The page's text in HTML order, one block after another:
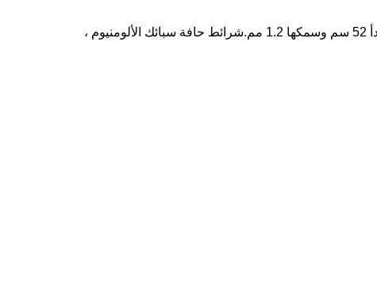
كرسي انتظار المطار: 201 قدم من الفولاذ المقاوم للصدأ ، سمك 1.3 مللي متر.يبلغ عرض 201 شبكة من الفولاذ المقاوم للصدأ 52 سم وسمكها 1.2 مم.شرائط حافة سبائك الألومنيوم ،